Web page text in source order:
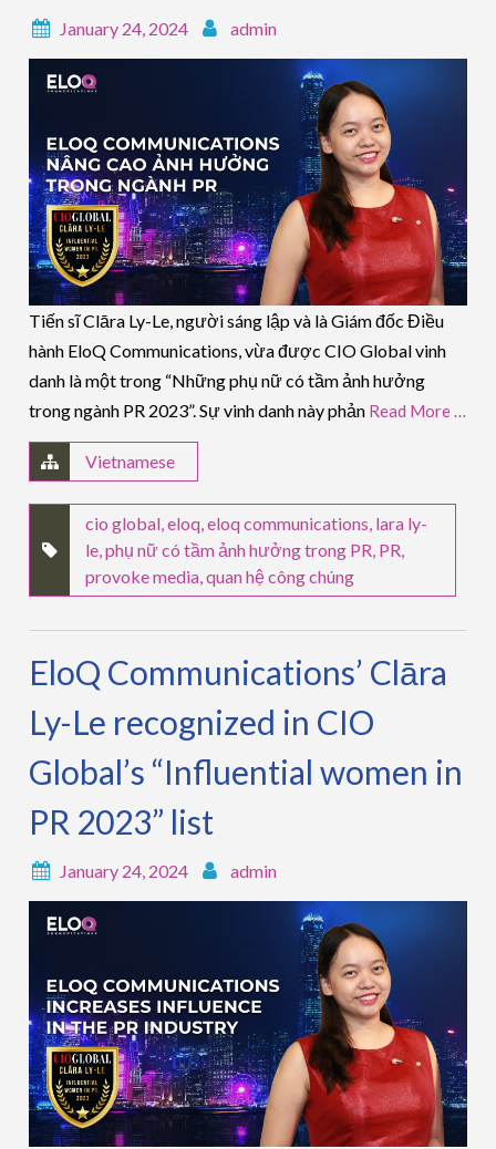
January 24, 2024 admin
Tiến sĩ Clāra Ly-Le, người sáng lập và là Giám đốc Điều
hành EloQ Communications, vừa được CIO Global vinh
danh là một trong “Những phụ nữ có tầm ảnh hưởng
trong ngành PR 2023”. Sự vinh danh này phản Read More …
Vietnamese
cio global ,eloq ,eloq communications lara ly-
le ,phụ nữ có tầm ảnh hưởng trong PR PR
provoke media ,quan hệ công chúng
EloQ Communications’ Clāra
Ly-Le recognized in CIO
Global’s “Influential women in
PR 2023” list
January 24, 2024 admin